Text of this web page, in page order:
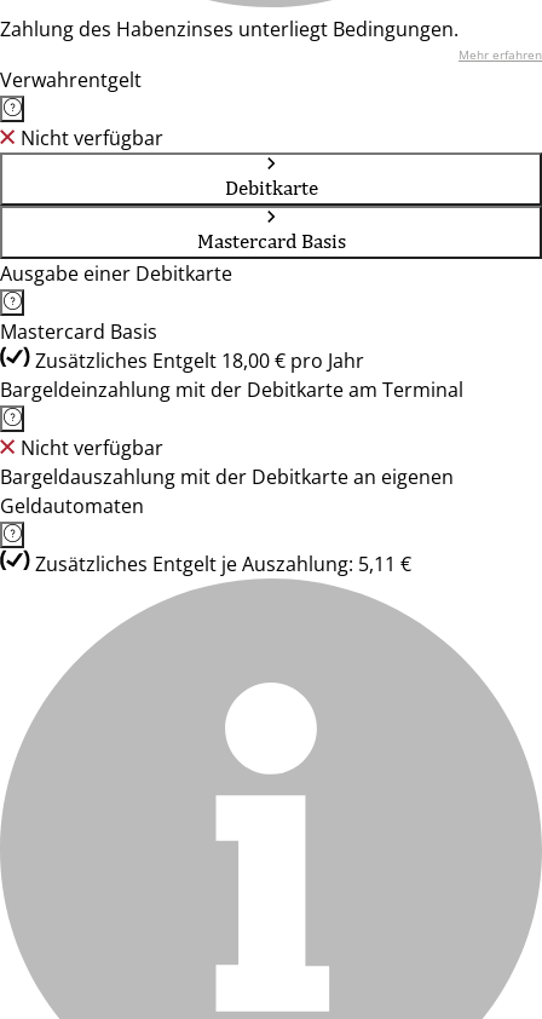
Zahlung des Habenzinses unterliegt Bedingungen.
Mehr erfahren
Verwahrentgelt
Nicht verfügbar
Debitkarte
Mastercard Basis
Ausgabe einer Debitkarte
Mastercard Basis
Zusätzliches Entgelt 18,00 € pro Jahr
Bargeldeinzahlung mit der Debitkarte am Terminal
Nicht verfügbar
Bargeldauszahlung mit der Debitkarte an eigenen
Geldautomaten
Zusätzliches Entgelt je Auszahlung: 5,11 €